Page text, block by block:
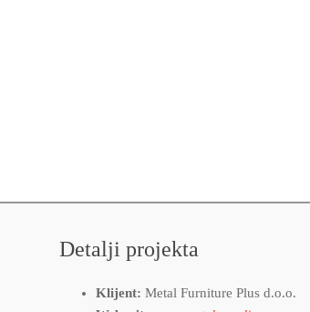
Detalji projekta
Klijent: Metal Furniture Plus d.o.o.